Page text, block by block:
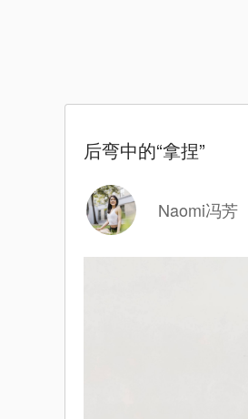
后弯中的“拿捏”
Naomi冯芳